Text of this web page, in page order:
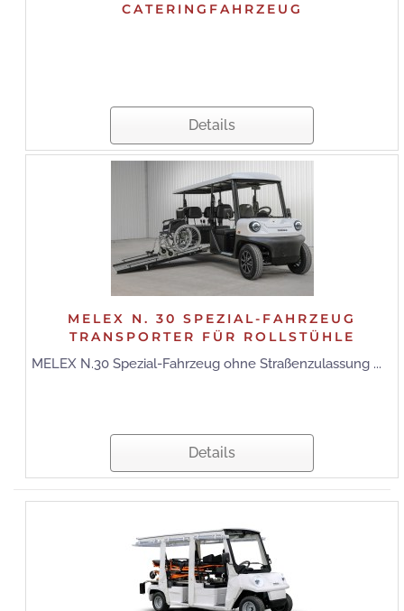
CATERINGFAHRZEUG
Details
MELEX N. 30 SPEZIAL-FAHRZEUG
TRANSPORTER FÜR ROLLSTÜHLE
MELEX N.30 Spezial-Fahrzeug ohne Straßenzulassung ...
Details